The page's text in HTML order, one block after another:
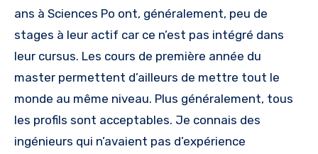
ans à Sciences Po ont, généralement, peu de
stages à leur actif car ce n’est pas intégré dans
leur cursus. Les cours de première année du
master permettent d’ailleurs de mettre tout le
monde au même niveau. Plus généralement, tous
les profils sont acceptables. Je connais des
ingénieurs qui n’avaient pas d’expérience